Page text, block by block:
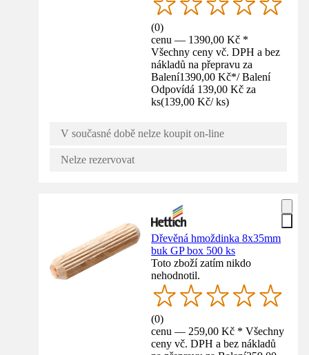
(0)
cenu — 1390,00 Kč *
Všechny ceny vč. DPH a bez
nákladů na přepravu za
Balení1390,00 Kč*/ Balení
Odpovídá 139,00 Kč za
ks(139,00 Kč/ ks)
V současné době nelze koupit on-line
Nelze rezervovat
Dřevěná hmoždinka 8x35mm
buk GP box 500 ks
Toto zboží zatím nikdo
nehodnotil.
(0)
cenu — 259,00 Kč * Všechny
ceny vč. DPH a bez nákladů